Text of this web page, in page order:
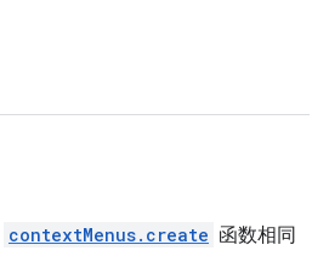
contextMenus.create 函数相同